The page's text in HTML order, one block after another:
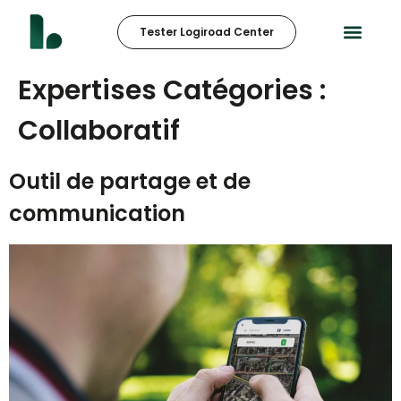
Tester Logiroad Center
Expertises Catégories :
Collaboratif
Outil de partage et de
communication